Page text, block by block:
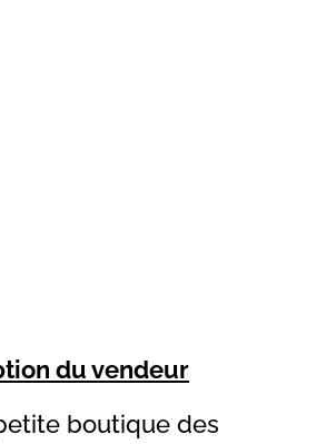
du vendeur
boutique des